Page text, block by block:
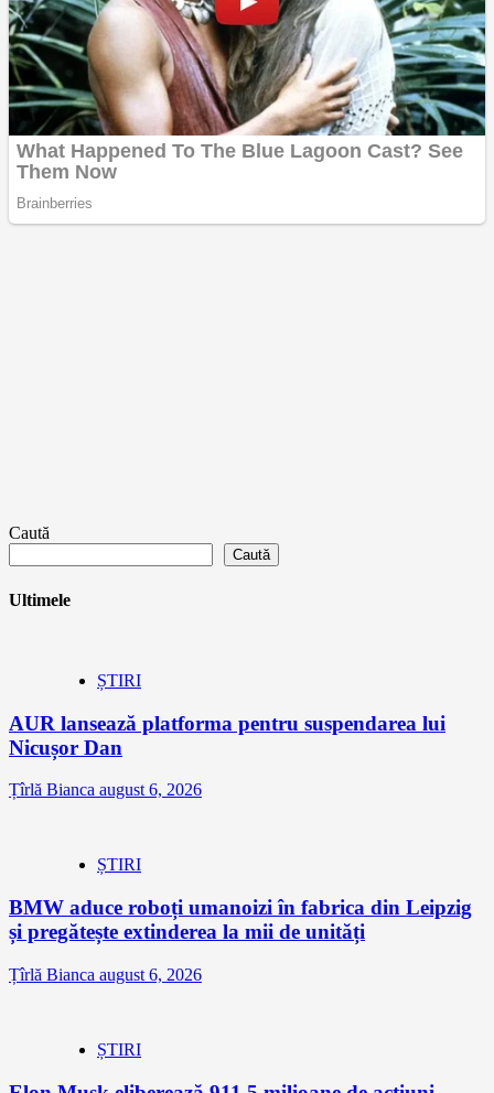
Caută
Caută
Ultimele
ȘTIRI
AUR lansează platforma pentru suspendarea lui
Nicușor Dan
Țîrlă Bianca august 6, 2026
ȘTIRI
BMW aduce roboți umanoizi în fabrica din Leipzig
și pregătește extinderea la mii de unități
Țîrlă Bianca august 6, 2026
ȘTIRI